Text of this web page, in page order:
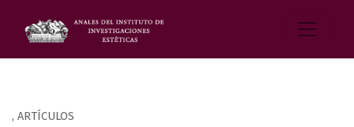
, ARTÍCULOS